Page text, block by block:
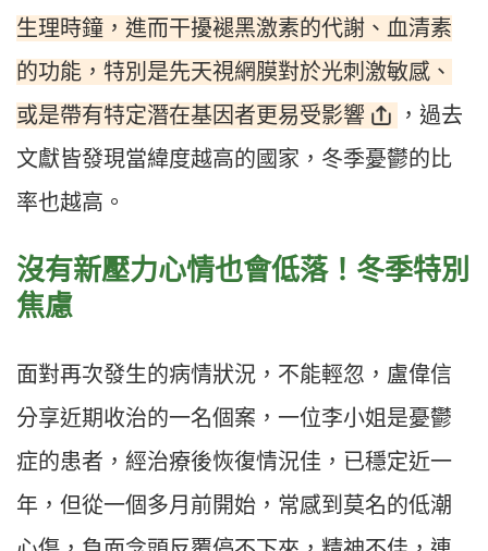
生理時鐘，進而干擾褪黑激素的代謝、血清素
的功能，特別是先天視網膜對於光刺激敏感、
或是帶有特定潛在基因者更易受影響
，過去
文獻皆發現當緯度越高的國家，冬季憂鬱的比
率也越高。
沒有新壓力心情也會低落！冬季特別
焦慮
面對再次發生的病情狀況，不能輕忽，盧偉信
分享近期收治的一名個案，一位李小姐是憂鬱
症的患者，經治療後恢復情況佳，已穩定近一
年，但從一個多月前開始，常感到莫名的低潮